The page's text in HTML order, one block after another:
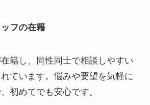
フの在籍
籍し、同性同士で相談しやすい
ています。悩みや要望を気軽に
初めてでも安心です。